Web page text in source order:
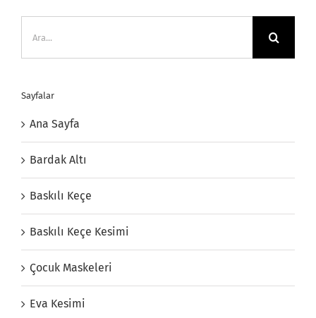
Sayfalar
Ana Sayfa
Bardak Altı
Baskılı Keçe
Baskılı Keçe Kesimi
Çocuk Maskeleri
Eva Kesimi